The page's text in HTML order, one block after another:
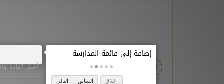
تحميل أضف المادة
إغلاق السابق التالي